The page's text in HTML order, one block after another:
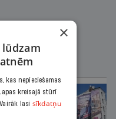
par
×
kas nepieciešamas
kreisajā stūrī
lasi sīkdatņu